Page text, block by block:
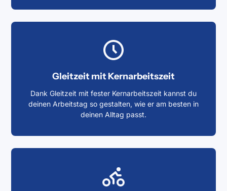
Gleitzeit mit Kernarbeitszeit
Dank Gleitzeit mit fester Kernarbeitszeit kannst du
deinen Arbeitstag so gestalten, wie er am besten in
deinen Alltag passt.